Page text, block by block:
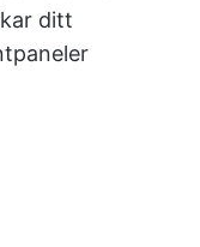
ditt